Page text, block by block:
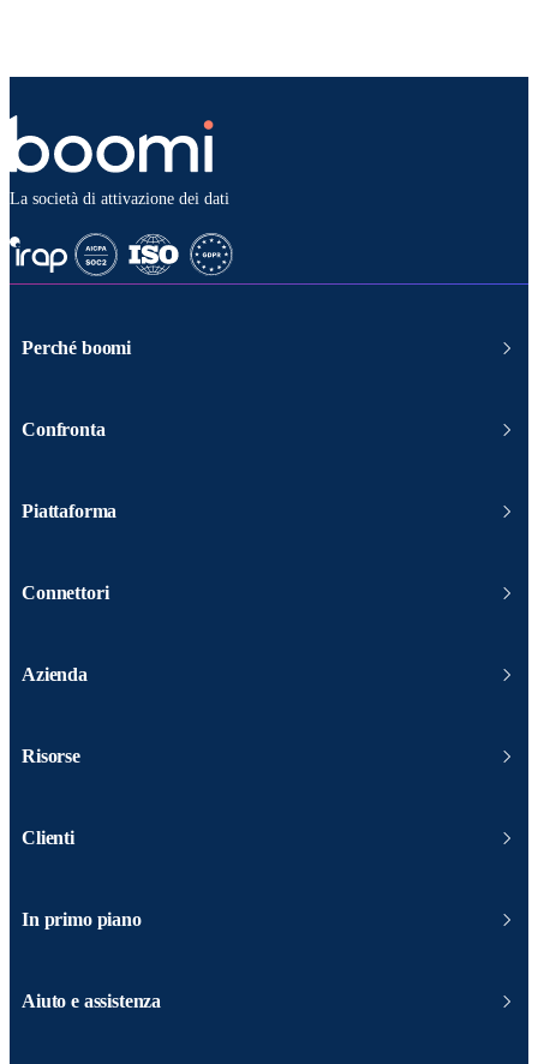
La società di attivazione dei dati
Perché boomi
Confronta
Piattaforma
Connettori
Azienda
Risorse
Clienti
In primo piano
Aiuto e assistenza